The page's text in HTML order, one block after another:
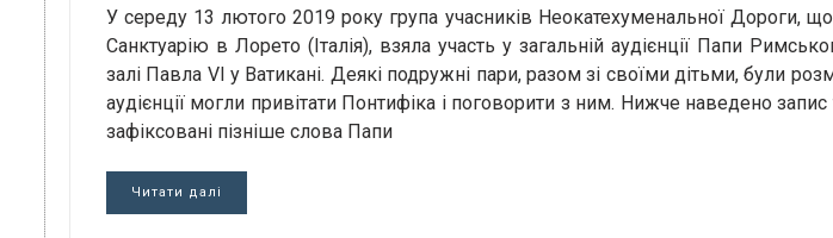
У середу 13 лютого 2019 року група учасників Неокатехуменальної Дороги,
Санктуарію в Лорето (Італія), взяла участь у загальній аудієнції Папи
залі Павла VI у Ватикані. Деякі подружні пари, разом зі своїми дітьми, були
аудієнції могли привітати Понтифіка і поговорити з ним. Нижче наведено запис
зафіксовані пізніше слова Папи
Читати далі